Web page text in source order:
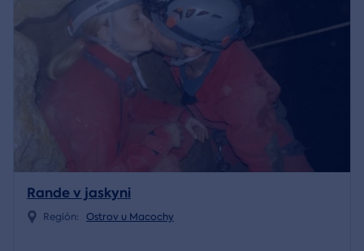
Rande v jaskyni
Región: Ostrov u Macochy